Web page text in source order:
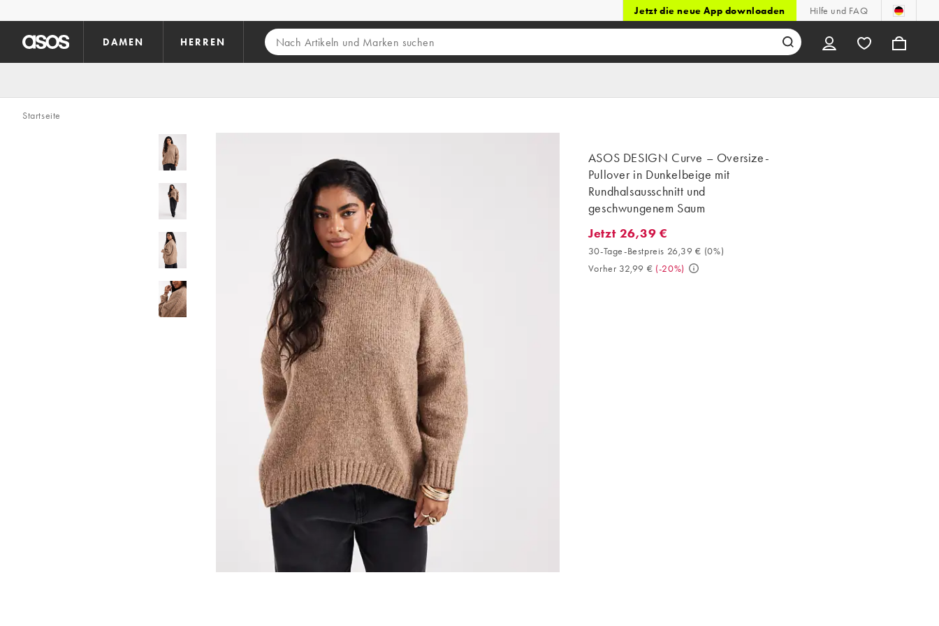
Jetzt die neue App downloaden Hilfe und FAQ
DAMEN HERREN
Startseite
ASOS DESIGN Curve – Oversize-
Pullover in Dunkelbeige mit
Rundhalsausschnitt und
geschwungenem Saum
Jetzt 26,39 €. 30-Tage-Bestpreis 26,39 € (0%). Vorher 32,99 €. (-20%)
Jetzt 26,39 €
30-Tage-Bestpreis 26,39 € (0%)
Vorher 32,99 € (-20%)